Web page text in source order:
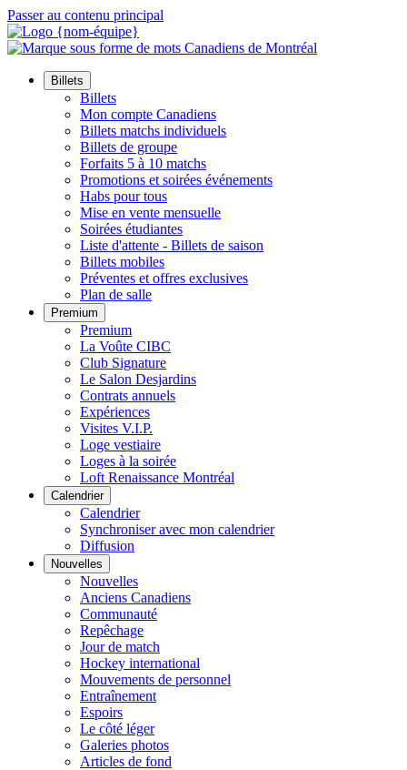
Passer au contenu principal
Billets
Billets
Mon compte Canadiens
Billets matchs individuels
Billets de groupe
Forfaits 5 à 10 matchs
Promotions et soirées événements
Habs pour tous
Mise en vente mensuelle
Soirées étudiantes
Liste d'attente - Billets de saison
Billets mobiles
Préventes et offres exclusives
Plan de salle
Premium
Premium
La Voûte CIBC
Club Signature
Le Salon Desjardins
Contrats annuels
Expériences
Visites V.I.P.
Loge vestiaire
Loges à la soirée
Loft Renaissance Montréal
Calendrier
Calendrier
Synchroniser avec mon calendrier
Diffusion
Nouvelles
Nouvelles
Anciens Canadiens
Communauté
Repêchage
Jour de match
Hockey international
Mouvements de personnel
Entraînement
Espoirs
Le côté léger
Galeries photos
Articles de fond